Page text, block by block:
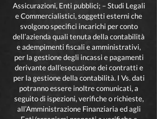
Assicurazioni, Enti pubblici; – Studi Legali
e Commercialistici, soggetti esterni che
svolgono specifici incarichi per conto
dell’azienda quali tenuta della contabilità
e adempimenti fiscali e amministrativi,
per la gestione degli incassi e pagamenti
derivante dall’esecuzione dei contratti e
per la gestione della contabilità. I Vs. dati
potranno essere inoltre comunicati, a
seguito di ispezioni, verifiche o richieste,
all’Amministrazione Finanziaria ed agli